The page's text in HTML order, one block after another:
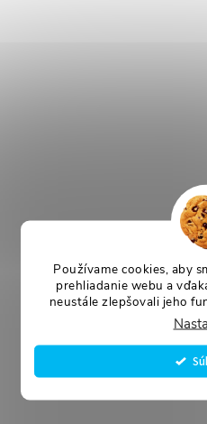
Používame cookies, aby
prehliadanie webu a
neustále zlepšovali jeho